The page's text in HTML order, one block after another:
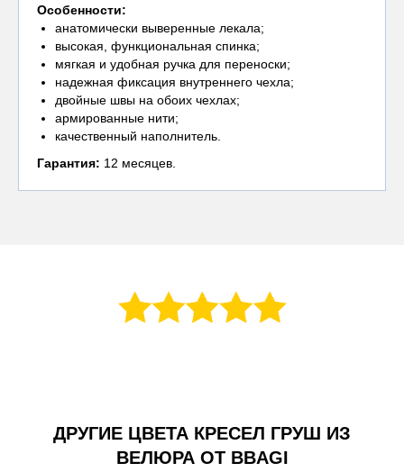
Особенности:
анатомически выверенные лекала;
высокая, функциональная спинка;
мягкая и удобная ручка для переноски;
надежная фиксация внутреннего чехла;
двойные швы на обоих чехлах;
армированные нити;
качественный наполнитель.
Гарантия: 12 месяцев.
ДРУГИЕ ЦВЕТА КРЕСЕЛ ГРУШ ИЗ
ВЕЛЮРА ОТ BBAGI